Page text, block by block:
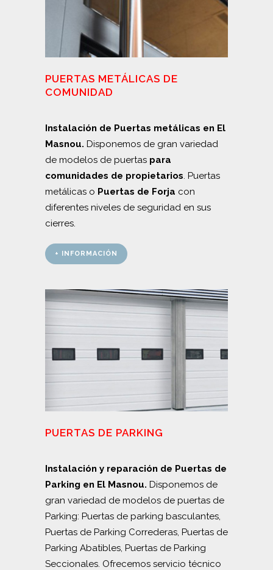
PUERTAS METÁLICAS DE
COMUNIDAD
Instalación de Puertas metálicas en El
Masnou. Disponemos de gran variedad
de modelos de puertas para
comunidades de propietarios. Puertas
metálicas o Puertas de Forja con
diferentes niveles de seguridad en sus
cierres.
+ INFORMACIÓN
PUERTAS DE PARKING
Instalación y reparación de Puertas de
Parking en El Masnou. Disponemos de
gran variedad de modelos de puertas de
Parking: Puertas de parking basculantes,
Puertas de Parking Correderas, Puertas de
Parking Abatibles, Puertas de Parking
Seccionales. Ofrecemos servicio técnico